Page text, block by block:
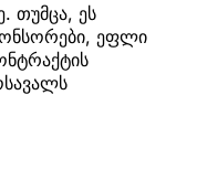
თუმცა, ეს
ეფლი